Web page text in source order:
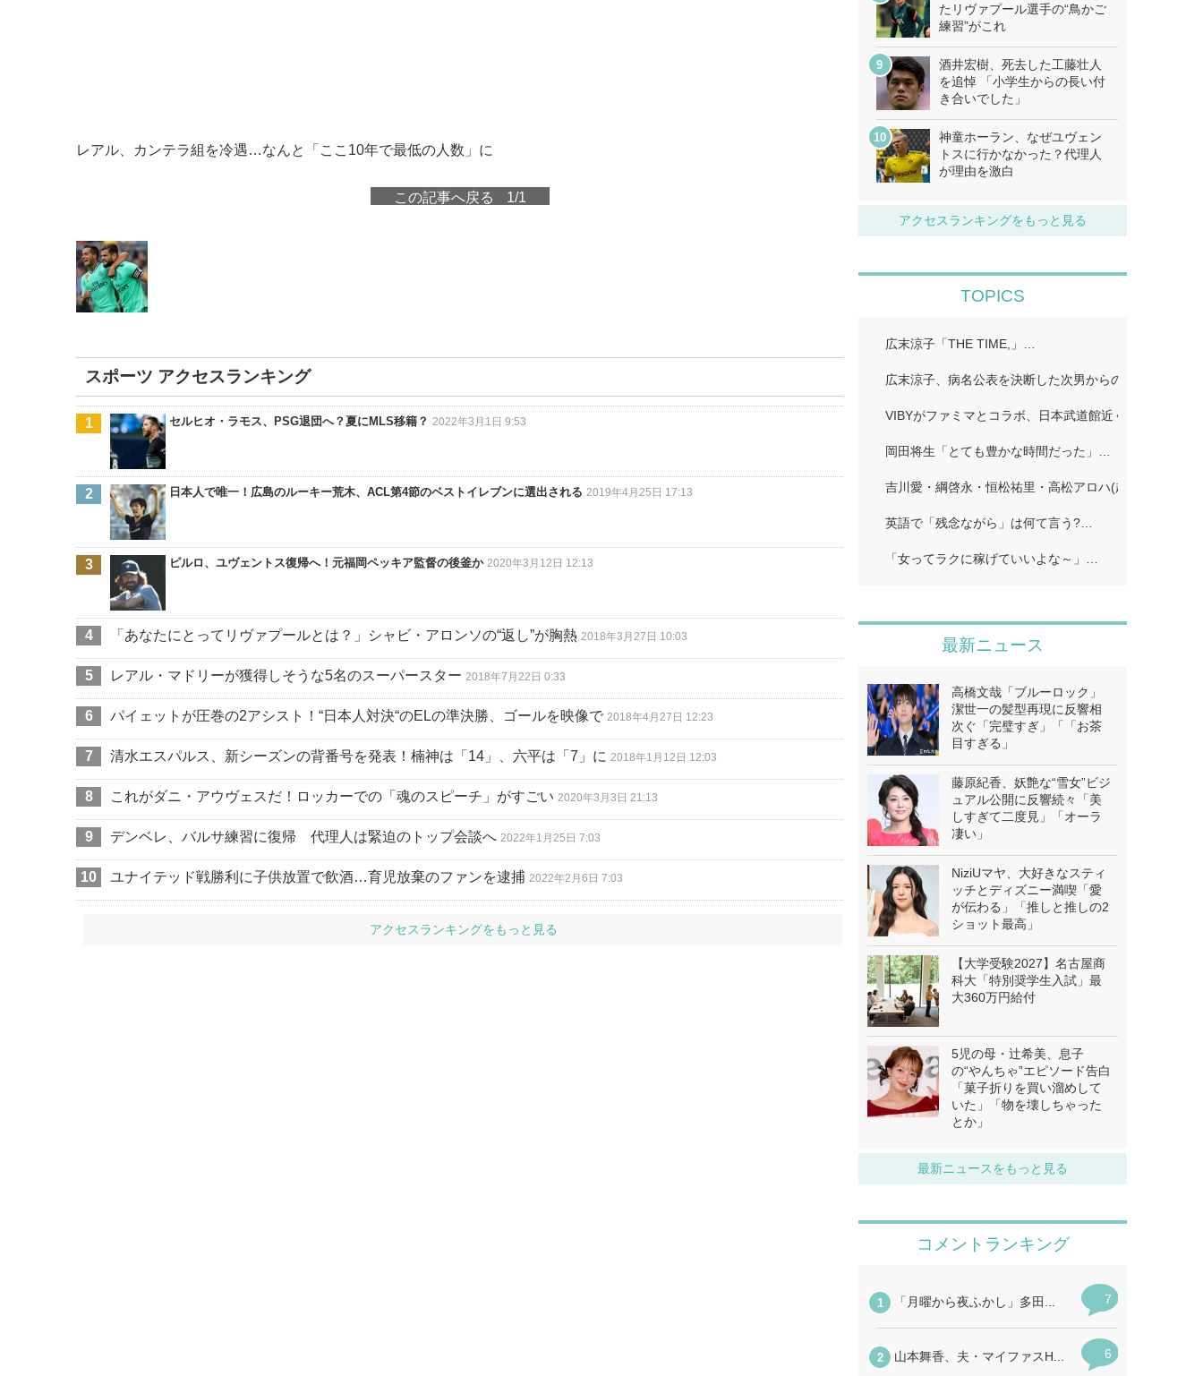
レアル、カンテラ組を冷遇…なんと「ここ10年で最低の人数」に
この記事へ戻る 1/1
スポーツ アクセスランキング
セルヒオ・ラモス、PSG退団へ？夏にMLS移籍？ 2022年3月1日 9:53
日本人で唯一！広島のルーキー荒木、ACL第4節のベストイレブンに選出される 2019年4月25日 17:13
ピルロ、ユヴェントス復帰へ！元福岡ペッキア監督の後釜か 2020年3月12日 12:13
「あなたにとってリヴァプールとは？」シャビ・アロンソの“返し”が胸熱 2018年3月27日 10:03
レアル・マドリーが獲得しそうな5名のスーパースター 2018年7月22日 0:33
パイェットが圧巻の2アシスト！“日本人対決“のELの準決勝、ゴールを映像で 2018年4月27日 12:23
清水エスパルス、新シーズンの背番号を発表！楠神は「14」、六平は「7」に 2018年1月12日 12:03
これがダニ・アウヴェスだ！ロッカーでの「魂のスピーチ」がすごい 2020年3月3日 21:13
デンベレ、バルサ練習に復帰 代理人は緊迫のトップ会談へ 2022年1月25日 7:03
ユナイテッド戦勝利に子供放置で飲酒…育児放棄のファンを逮捕 2022年2月6日 7:03
アクセスランキングをもっと見る
たリヴァプール選手の“鳥かご
練習”がこれ
酒井宏樹、死去した工藤壮人
を追悼 「小学生からの長い付
き合いでした」
神童ホーラン、なぜユヴェン
トスに行かなかった？代理人
が理由を激白
アクセスランキングをもっと見る
TOPICS
広末涼子「THE TIME,」…
広末涼子、病名公表を決断した次男からの言葉「言い
VIBYがファミマとコラボ、日本武道館近くで店舗ラッ
岡田将生「とても豊かな時間だった」…
吉川愛・綱啓永・恒松祐里・高松アロハ(超特急)、仲
英語で「残念ながら」は何て言う?…
「女ってラクに稼げていいよな～」…
最新ニュース
高橋文哉「ブルーロック」
潔世一の髪型再現に反響相
次ぐ「完璧すぎ」「「お茶
目すぎる」
藤原紀香、妖艶な“雪女”ビジ
ュアル公開に反響続々「美
しすぎて二度見」「オーラ
凄い」
NiziUマヤ、大好きなスティ
ッチとディズニー満喫「愛
が伝わる」「推しと推しの2
ショット最高」
【大学受験2027】名古屋商
科大「特別奨学生入試」最
大360万円給付
5児の母・辻希美、息子
の“やんちゃ”エピソード告白
「菓子折りを買い溜めして
いた」「物を壊しちゃった
とか」
最新ニュースをもっと見る